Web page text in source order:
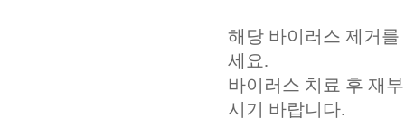
해당 바이러스 제거
세요.
바이러스 치료 후 재
시기 바랍니다.